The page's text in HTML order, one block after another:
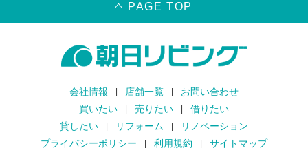
PAGE TOP
会社情報 店舗一覧
お問い合わせ
買いたい
売りたい
借りたい
貸したい
リフォーム
リノベーション
プライバシーポリシー
利用規約 サイトマップ